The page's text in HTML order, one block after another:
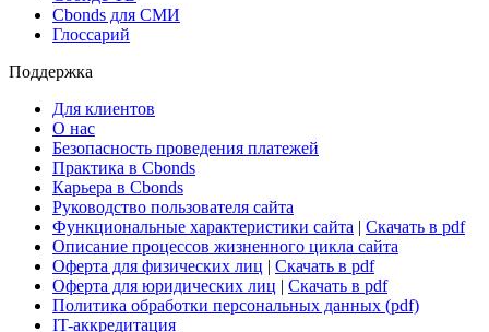
Новости рынка
Research Hub
Сбондс-ТВ
Глоссарий
Поддержка
Для клиентов
О нас
Безопасность проведения платежей
Практика в Cbonds
Карьера в Cbonds
Руководство пользователя сайта
Функциональные характеристики сайта|Скачать в pdf
Описание процессов жизненного цикла сайта